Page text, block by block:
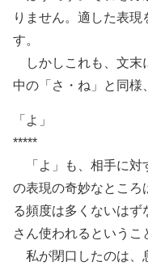
りません。適した表
す。
しかしこれも、文末
中の「さ・ね」と同様
「よ」
*****
「よ」も、相手に対
の表現の奇妙なところ
る頻度は多くないはず
さん使われるというこ
私が閉口したのは、